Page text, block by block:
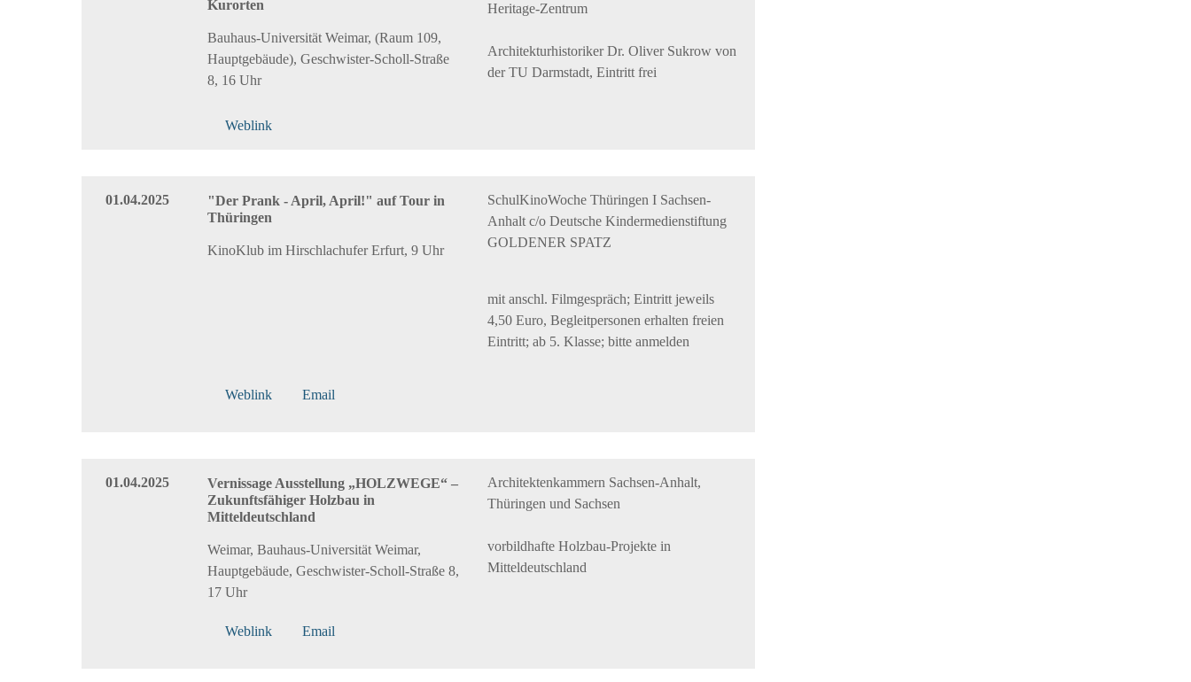
Kurorten
Bauhaus-Universität Weimar, (Raum 109,
Hauptgebäude), Geschwister-Scholl-Straße
8, 16 Uhr
Heritage-Zentrum
Architekturhistoriker Dr. Oliver Sukrow von
der TU Darmstadt, Eintritt frei
Weblink
01.04.2025
"Der Prank - April, April!" auf Tour in
Thüringen
KinoKlub im Hirschlachufer Erfurt, 9 Uhr
SchulKinoWoche Thüringen I Sachsen-
Anhalt c/o Deutsche Kindermedienstiftung
GOLDENER SPATZ
mit anschl. Filmgespräch; Eintritt jeweils
4,50 Euro, Begleitpersonen erhalten freien
Eintritt; ab 5. Klasse; bitte anmelden
Weblink Email
01.04.2025
Vernissage Ausstellung „HOLZWEGE“ –
Zukunftsfähiger Holzbau in
Mitteldeutschland
Weimar, Bauhaus-Universität Weimar,
Hauptgebäude, Geschwister-Scholl-Straße 8,
17 Uhr
Architektenkammern Sachsen-Anhalt,
Thüringen und Sachsen
vorbildhafte Holzbau-Projekte in
Mitteldeutschland
Weblink Email